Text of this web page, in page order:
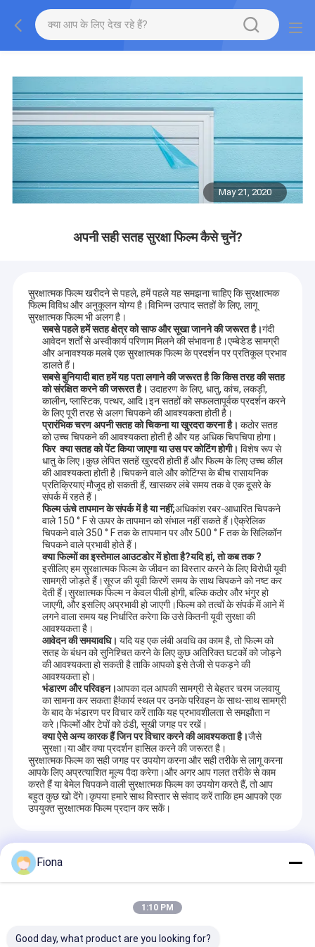
May 21, 2020
अपनी सही सतह सुरक्षा फिल्म कैसे चुनें?
सुरक्षात्मक फिल्म खरीदने से पहले, हमें पहले यह समझना चाहिए कि सुरक्षात्मक
फिल्म विविध और अनुकूलन योग्य है।विभिन्न उत्पाद सतहों के लिए, लागू
सुरक्षात्मक फिल्म भी अलग है।
सबसे पहले हमें सतह क्षेत्र को साफ और सूखा जानने की जरूरत है।गंदी
आवेदन शर्तों से अस्वीकार्य परिणाम मिलने की संभावना है।एम्बेडेड सामग्री
और अनावश्यक मलबे एक सुरक्षात्मक फिल्म के प्रदर्शन पर प्रतिकूल प्रभाव
डालते हैं।
सबसे बुनियादी बात हमें यह पता लगाने की जरूरत है कि किस तरह की सतह
को संरक्षित करने की जरूरत है। उदाहरण के लिए, धातु, कांच, लकड़ी,
कालीन, प्लास्टिक, पत्थर, आदि।इन सतहों को सफलतापूर्वक प्रदर्शन करने
के लिए पूरी तरह से अलग चिपकने की आवश्यकता होती है।
प्रारंभिक चरण अपनी सतह को चिकना या खुरदरा करना है। कठोर सतह
को उच्च चिपकने की आवश्यकता होती है और यह अधिक चिपचिपा होगा।
फिर क्या सतह को पेंट किया जाएगा या उस पर कोटिंग होगी। विशेष रूप से
धातु के लिए।कुछ लेपित सतहें खुरदरी होती हैं और फिल्म के लिए उच्च कील
की आवश्यकता होती है।चिपकने वाले और कोटिंग्स के बीच रासायनिक
प्रतिक्रियाएं मौजूद हो सकती हैं, खासकर लंबे समय तक वे एक दूसरे के
संपर्क में रहते हैं।
फिल्म ऊंचे तापमान के संपर्क में है या नहीं;अधिकांश रबर-आधारित चिपकने
वाले 150 ° F से ऊपर के तापमान को संभाल नहीं सकते हैं।ऐक्रेलिक
चिपकने वाले 350 ° F तक के तापमान पर और 500 ° F तक के सिलिकॉन
चिपकने वाले प्रभावी होते हैं।
क्या फिल्मों का इस्तेमाल आउटडोर में होता है?यदि हां, तो कब तक ?
इसीलिए हम सुरक्षात्मक फिल्म के जीवन का विस्तार करने के लिए विरोधी यूवी
सामग्री जोड़ते हैं।सूरज की यूवी किरणें समय के साथ चिपकने को नष्ट कर
देती हैं।सुरक्षात्मक फिल्म न केवल पीली होगी, बल्कि कठोर और भंगुर हो
जाएगी, और इसलिए अप्रभावी हो जाएगी।फिल्म को तत्वों के संपर्क में आने में
लगने वाला समय यह निर्धारित करेगा कि उसे कितनी यूवी सुरक्षा की
आवश्यकता है।
आवेदन की समयावधि। यदि यह एक लंबी अवधि का काम है, तो फिल्म को
सतह के बंधन को सुनिश्चित करने के लिए कुछ अतिरिक्त घटकों को जोड़ने
की आवश्यकता हो सकती है ताकि आपको इसे तेजी से पकड़ने की
आवश्यकता हो।
भंडारण और परिवहन।आपका दल आपकी सामग्री से बेहतर चरम जलवायु
का सामना कर सकता है!कार्य स्थल पर उनके परिवहन के साथ-साथ सामग्री
के बाद के भंडारण पर विचार करें ताकि यह प्रभावशीलता से समझौता न
करे।फिल्मों और टेपों को ठंडी, सूखी जगह पर रखें।
क्या ऐसे अन्य कारक हैं जिन पर विचार करने की आवश्यकता है।जैसे
सुरक्षा।या और क्या प्रदर्शन हासिल करने की जरूरत है।
सुरक्षात्मक फिल्म का सही जगह पर उपयोग करना और सही तरीके से लागू करना
आपके लिए अप्रत्याशित मूल्य पैदा करेगा।और अगर आप गलत तरीके से काम
करते हैं या बेमेल चिपकने वाली सुरक्षात्मक फिल्म का उपयोग करते हैं, तो आप
बहुत कुछ खो देंगे।कृपया हमारे साथ विस्तार से संवाद करें ताकि हम आपको एक
उपयुक्त सुरक्षात्मक फिल्म प्रदान कर सकें।
सिफ़ारिश किये हुए उत्पाद
Fiona
1:10 PM
Good day, what product are you looking for?